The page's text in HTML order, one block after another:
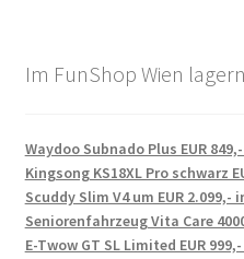
Im FunShop Wien
Waydoo Subnado Plus EUR
Kingsong KS18XL Pro schwarz
Scuddy Slim V4 um EUR 2.099,-
Seniorenfahrzeug Vita Care
E-Twow GT SL Limited EUR